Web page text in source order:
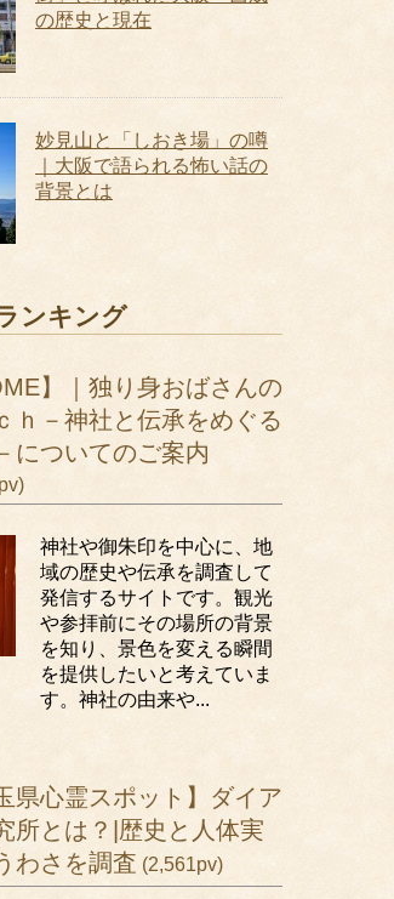
の歴史と現在
妙見山と「しおき場」の噂
｜大阪で語られる怖い話の
背景とは
ンキング
】｜独り身おばさんの
ｈ－神社と伝承をめぐる
についてのご案内
神社や御朱印を中心に、地
域の歴史や伝承を調査して
発信するサイトです。観光
や参拝前にその場所の背景
を知り、景色を変える瞬間
を提供したいと考えていま
す。神社の由来や...
県心霊スポット】ダイア
所とは？|歴史と人体実
わさを調査 (2,561pv)